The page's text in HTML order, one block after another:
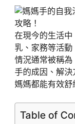
在現今的生活
乳、家務等活
情況通常被稱
手的成因、解
媽媽都能有效舒
Table of